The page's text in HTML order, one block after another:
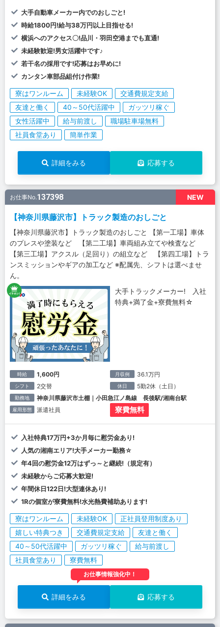
大手自動車メーカー内でのおしごと!
時給1800円!給与38万円以上目指せる!
横浜へのアクセス〇!品川・羽田空港までも直通!
未経験歓迎!男女活躍中です♪
若干名の採用です!応募はお早めに!
カンタン車部品組付け作業!
寮はワンルーム 未経験OK
交通費規定支給
友達と働く
40～50代活躍中
ガッツリ稼ぐ
女性活躍中
給与前渡し
職場駐車場無料
社員食堂あり
簡単作業
詳細をみる 応募する
NEW
お仕事No.137398
【神奈川県藤沢市】トラック製造のおしごと
【神奈川県藤沢市】トラック製造のおしごと 【第一工場】車体
のプレスや塗装など 【第二工場】車両組み立てや検査など
【第三工場】アクスル（足回り）の組立など 【第四工場】トラ
ンスミッションやギアの加工など ※配属先、シフトは選べませ
ん。
大手トラックメーカー! 入社
特典+満了金+寮費無料☆
時給 1,600円 月収例 36.1万円
シフト 2交替 休日 5勤2休（土日）
勤務地 神奈川県藤沢市土棚｜小田急江ノ島線 長後駅/湘南台駅
雇用形態 派遣社員 寮費無料
入社特典17万円+3か月毎に慰労金あり!
人気の湘南エリア!大手メーカー勤務☆
年4回の慰労金12万はずっ～と継続!（規定有）
未経験からご応募大歓迎!
年間休日122日!大型連休あり!
1Rの個室が寮費無料!水光熱費補助あります!
寮はワンルーム 未経験OK
正社員登用制度あり
嬉しい特典つき
交通費規定支給
友達と働く
40～50代活躍中
ガッツリ稼ぐ
給与前渡し
社員食堂あり
寮費無料
お仕事情報強化中！
詳細をみる 応募する